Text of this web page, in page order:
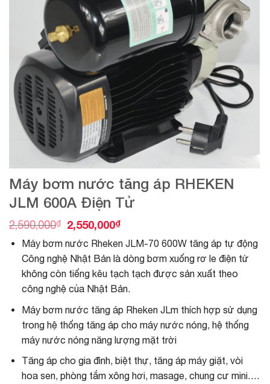
Máy bơm nước tăng áp RHEKEN
JLM 600A Điện Tử
2,590,000₫
G
á
g
ố
c
l
:
2
,
5
9
0
,
2,550,000₫G
á
h
ệ
n
ạ
i
l
à
:
2
,
Máy bơm nước Rheken JLM-70 600W tăng áp tự động
Công nghệ Nhật Bản là dòng bơm xuống rơ le điện tử
không còn tiếng kêu tạch tạch được sản xuất theo
công nghệ của Nhật Bản.
Máy bơm nước tăng áp Rheken JLm thích hợp sử dụng
trong hệ thống tăng áp cho máy nước nóng, hệ thống
máy nước nóng năng lượng mặt trời
Tăng áp cho gia đình, biệt thự, tăng áp máy giặt, vòi
hoa sen, phòng tắm xông hơi, masage, chung cư mini….